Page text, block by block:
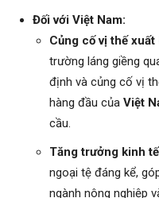
Đối với Việt Nam:
Củng cố vị thế xuất
trường láng giềng
định và củng cố vị
hàng đầu của Việt
cầu.
Tăng trưởng kinh
ngoại tệ đáng kể,
ngành nông nghiệp